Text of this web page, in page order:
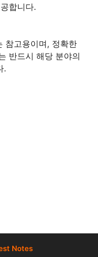
합니다.
참고용이며, 정확한
반드시 해당 분야의
.
Notes